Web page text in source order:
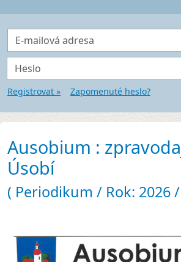
E-mailová adresa
Heslo
Registrovat » Zapomenuté heslo?
Ausobium :
Úsobí
( Periodikum / Rok: 2026